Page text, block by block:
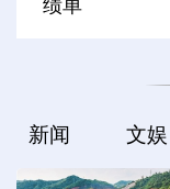
绩单
新闻 文娱